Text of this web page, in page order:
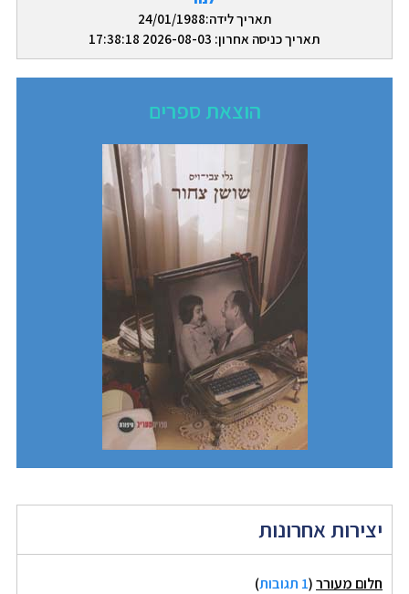
תאריך לידה:24/01/1988
תאריך כניסה אחרון: 2026-08-03 17:38:18
הוצאת ספרים
יצירות אחרונות
חלום מעורר(1 תגובות
)